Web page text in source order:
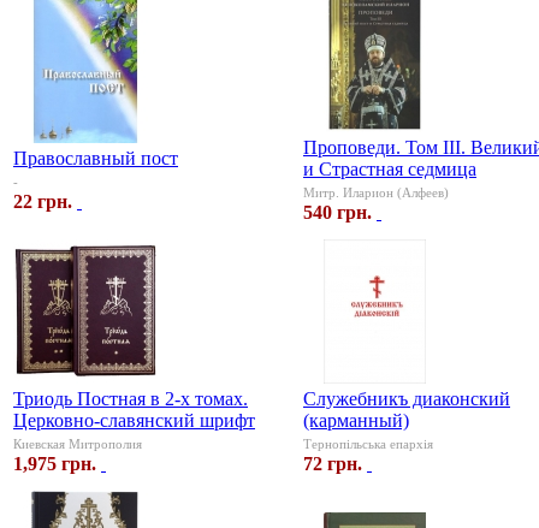
Православный пост
-
22 грн.
Проповеди. Том III.
и Страстная седмица
Митр. Иларион (Алфеев)
540 грн.
Триодь Постная в 2-х томах.
Церковно-славянский шрифт
Киевская Митрополия
1,975 грн.
Служебникъ диаконский
(карманный)
Тернопільська епархія
72 грн.